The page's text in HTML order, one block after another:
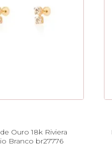
Ouro 18k Riviera
Branco br27776